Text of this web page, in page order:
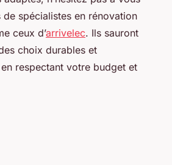
de spécialistes en rénovation
ceux d’arrivelec. Ils sauront
choix durables et
respectant votre budget et